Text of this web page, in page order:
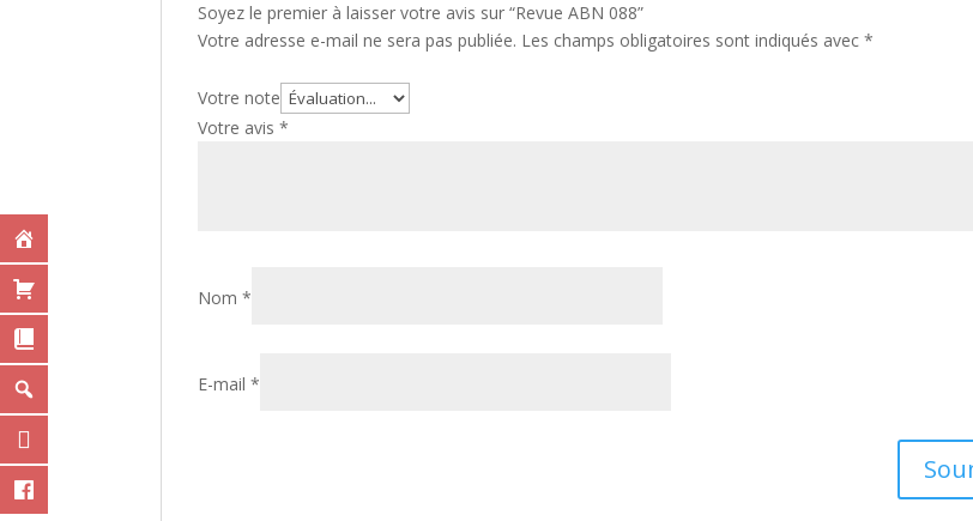
Soyez le premier à laisser votre avis sur “Revue ABN 088”
Votre adresse e-mail ne sera pas publiée. Les champs obligatoires sont indiqués avec*
Votre note
Votre avis*
Nom*
E-mail*